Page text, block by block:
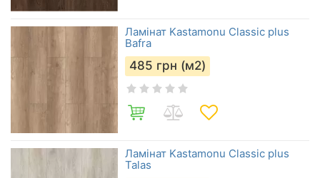
Ламінат Kastamonu Classic plus
Bafra
485 грн (м2)
Ламінат Kastamonu Classic plus
Talas